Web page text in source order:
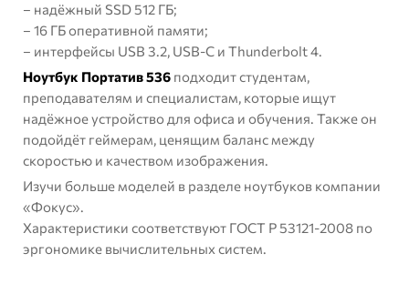
– надёжный SSD 512 ГБ;
– 16 ГБ оперативной памяти;
– интерфейсы USB 3.2, USB-C и Thunderbolt 4.
Ноутбук Портатив 536 подходит студентам,
преподавателям и специалистам, которые ищут
надёжное устройство для офиса и обучения. Также он
подойдёт геймерам, ценящим баланс между
скоростью и качеством изображения.
Изучи больше моделей в разделе ноутбуков компании
«Фокус».
Характеристики соответствуют ГОСТ Р 53121-2008 по
эргономике вычислительных систем.